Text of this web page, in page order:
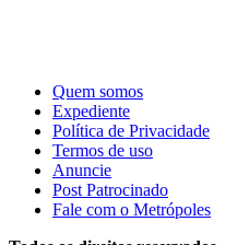
Quem somos
Expediente
Política de Privacidade
Termos de uso
Anuncie
Post Patrocinado
Fale com o Metrópoles